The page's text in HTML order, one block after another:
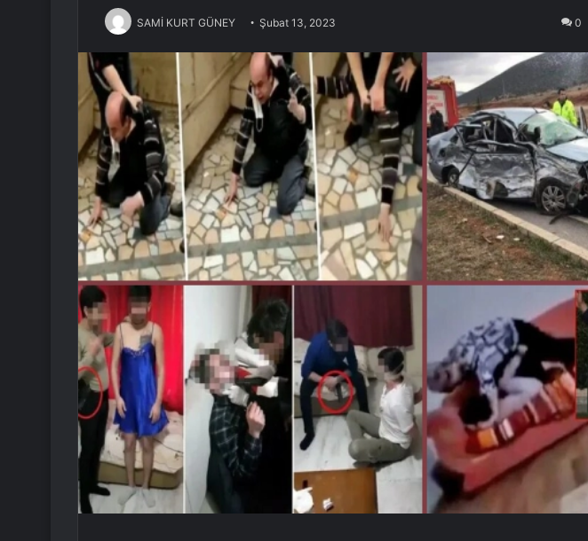
SAMİ KURT GÜNEY Şubat 13, 2023 0